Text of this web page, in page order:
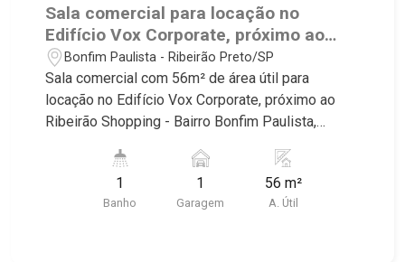
Sala comercial para locação no
Edifício Vox Corporate, próximo ao
Ribeirão Shopping - Ribeirão Preto/SP.
Bonfim Paulista - Ribeirão Preto/SP
Sala comercial com 56m² de área útil para
locação no Edifício Vox Corporate, próximo ao
Ribeirão Shopping - Bairro Bonfim Paulista,
deste imóvel que a Martinelli Imobiliária
selecionou para você: - 56m² de área útil
Martinelli Imobiliária - excelência absoluta no
1
Banho
1
Garagem
56 m²
A. Útil